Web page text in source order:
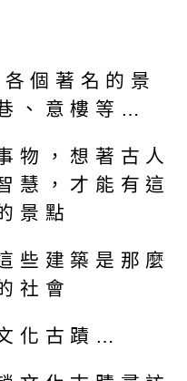
個著名的景
、意樓等…
物，想著古人
慧，才能有這
景點
些建築是那麼
社會
化古蹟…